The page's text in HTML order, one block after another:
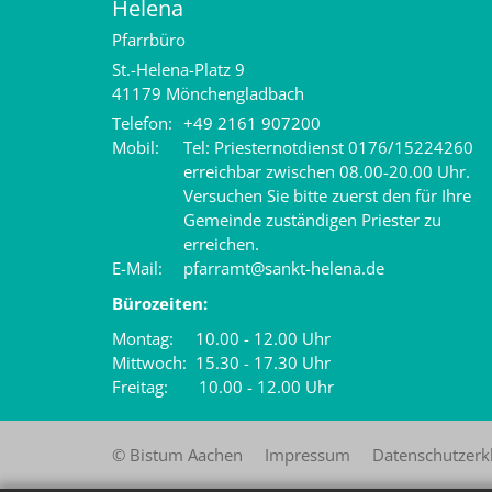
Helena
Pfarrbüro
St.-Helena-Platz 9
41179 Mönchengladbach
Telefon: +49 2161 907200
Mobil:
Tel: Priesternotdienst 0176/15224260
erreichbar zwischen 08.00-20.00 Uhr.
Versuchen Sie bitte zuerst den für Ihre
Gemeinde zuständigen Priester zu
erreichen.
E-Mail:
pfarramt@sankt-helena.de
Bürozeiten:
Montag: 10.00 - 12.00 Uhr
Mittwoch: 15.30 - 17.30 Uhr
Freitag: 10.00 - 12.00 Uhr
© Bistum Aachen Impressum